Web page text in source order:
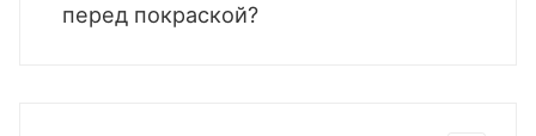
перед покраской?